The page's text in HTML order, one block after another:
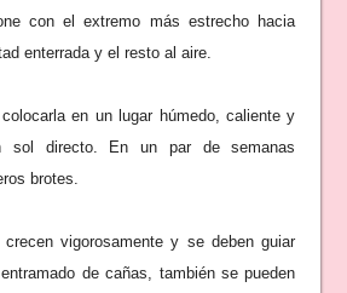
con el extremo más estrecho hacia
enterrada y el resto al aire.
en un lugar húmedo, caliente y
sol directo. En un par de semanas
brotes.
vigorosamente y se deben guiar
de cañas, también se pueden